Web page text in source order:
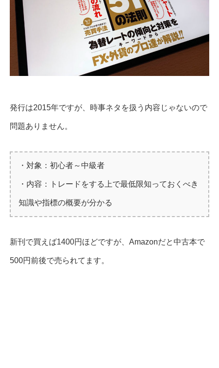
発行は2015年ですが、時事ネタを扱う内容じゃないので
問題ありません。
・対象：初心者～中級者
・内容：トレードをする上で最低限知っておくべき
知識や指標の概要が分かる
新刊で買えば1400円ほどですが、Amazonだと中古本で
500円前後で売られてます。